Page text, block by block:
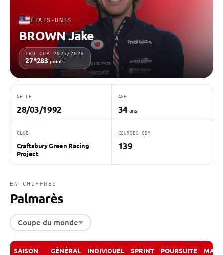
ÉTATS-UNIS
BROWN Jake
IBU CUP 2025/2026
27e283 points
NÉ LE
28/03/1992
ÂGE
34 ans
CLUB
Craftsbury Green Racing
Project
COURSES CDM
139
EN CHIFFRES
Palmarès
Coupe du monde
SAISON GÉNÉRAL INDIVIDUEL SPRINT POURSUITE